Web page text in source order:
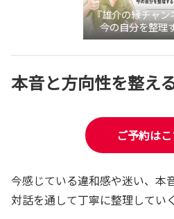
『雄介の縁チャン
今の自分を整理
き”言語化交
本音と方向性を整え
ご予約は
今感じている違和感や迷い、本
対話を通して丁寧に整理してい